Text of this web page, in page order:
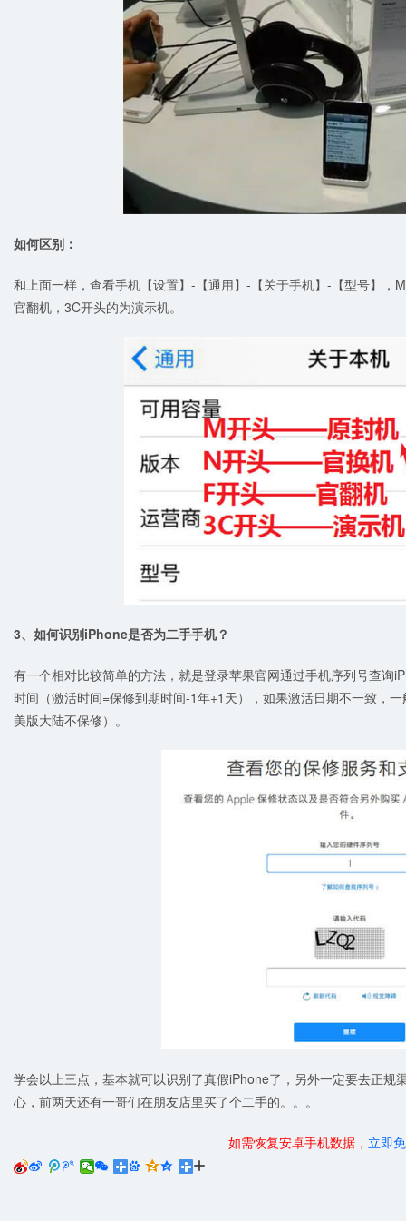
如何区别：
和上面一样，查看手机【设置】-【通用】-【关于手机】-【型号】，
官翻机，3C开头的为演示机。
3、如何识别iPhone是否为二手手机？
有一个相对比较简单的方法，就是登录苹果官网通过手机序列号查询
时间（激活时间=保修到期时间-1年+1天），如果激活日期不一致，
美版大陆不保修）。
学会以上三点，基本就可以识别了真假iPhone了，另外一定要去正规
心，前两天还有一哥们在朋友店里买了个二手的。。。
如需恢复安卓手机数据， 立即
     